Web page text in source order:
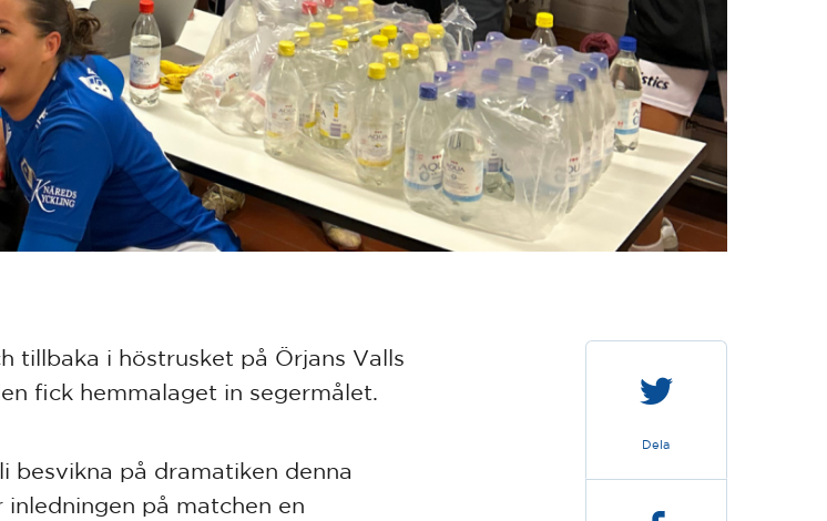
Dela
tillbaka i höstrusket på Örjans Valls
fick hemmalaget in segermålet.
besvikna på dramatiken denna
på matchen en